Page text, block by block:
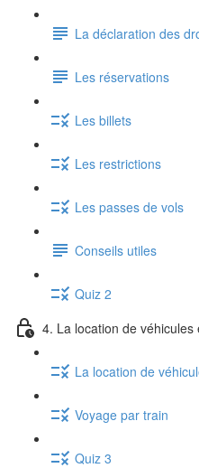
La déclaration des
Les réservations
Les billets
Les restrictions
Les passes de vols
Conseils utiles
Quiz 2
4. La location de
La location de
Voyage par train
Quiz 3